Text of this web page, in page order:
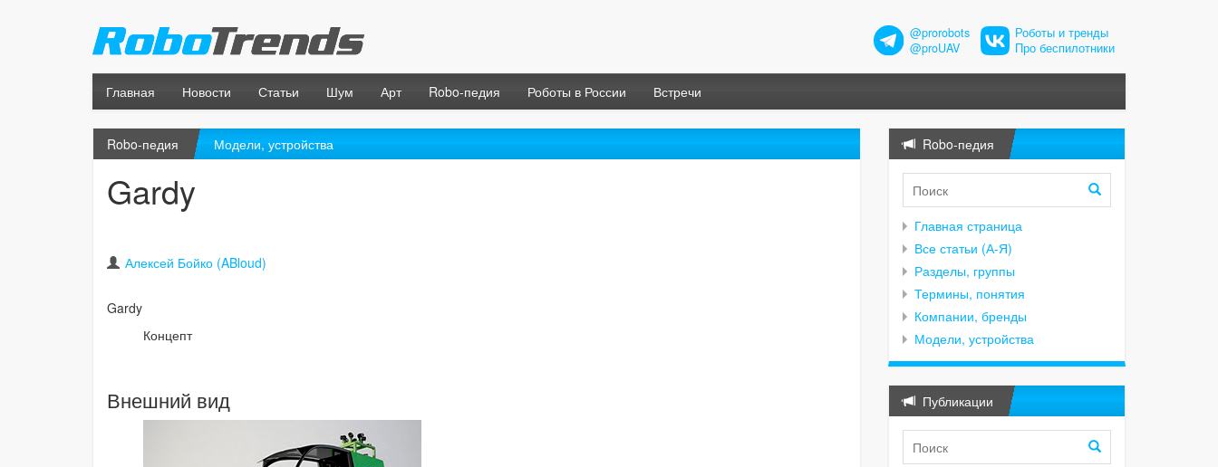
@prorobots
@proUAV
Роботы и тренды
Про беспилотники
Главная Новости Статьи Шум Арт Robo-педия Роботы в России Встречи
Robo-педия Модели, устройства
Gardy
Алексей Бойко (ABloud)
Gardy
Концепт
Внешний вид
Robo-педия
Главная страница
Все статьи (А-Я)
Разделы, группы
Термины, понятия
Компании, бренды
Модели, устройства
Публикации